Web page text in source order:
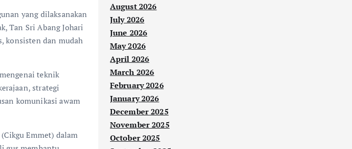
yang dilaksanakan
Tan Sri Abang Johari
konsisten dan mudah
teknik
strategi
komunikasi awam
Emmet) dalam
August 2026
July 2026
June 2026
May 2026
April 2026
March 2026
February 2026
January 2026
December 2025
November 2025
October 2025